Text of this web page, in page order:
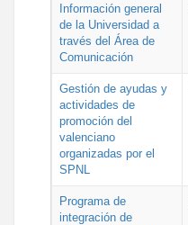
Información general
de la Universidad a
través del Área de
Comunicación
Gestión de ayudas y
actividades de
promoción del
valenciano
organizadas por el
SPNL
Programa de
integración de